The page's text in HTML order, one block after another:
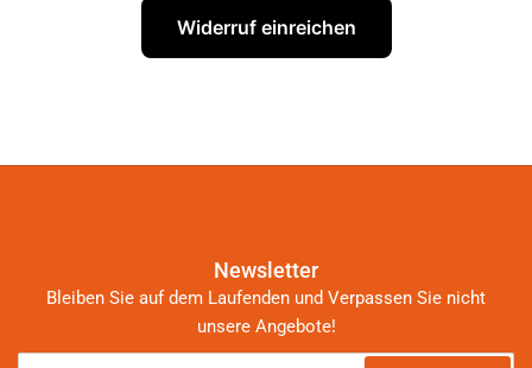
Widerruf einreichen
Newsletter
Bleiben Sie auf dem Laufenden und Verpassen Sie nicht
unsere Angebote!
Ihre